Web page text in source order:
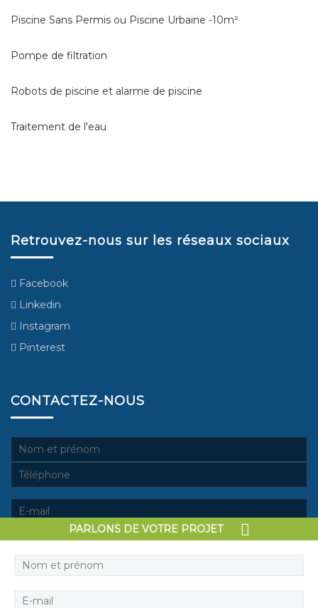
Piscine Sans Permis ou Piscine Urbaine -10m²
Pompe de filtration
Robots de piscine et alarme de piscine
Traitement de l'eau
Retrouvez-nous sur les réseaux sociaux
Facebook
Linkedin
Instagram
Pinterest
CONTACTEZ-NOUS
PARLONS DE VOTRE PROJET